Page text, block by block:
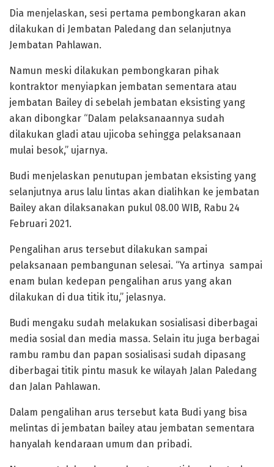
Dia menjelaskan, sesi pertama pembongkaran akan
dilakukan di Jembatan Paledang dan selanjutnya
Jembatan Pahlawan.
Namun meski dilakukan pembongkaran pihak
kontraktor menyiapkan jembatan sementara atau
jembatan Bailey di sebelah jembatan eksisting yang
akan dibongkar “Dalam pelaksanaannya sudah
dilakukan gladi atau ujicoba sehingga pelaksanaan
mulai besok,” ujarnya.
Budi menjelaskan penutupan jembatan eksisting yang
selanjutnya arus lalu lintas akan dialihkan ke jembatan
Bailey akan dilaksanakan pukul 08.00 WIB, Rabu 24
Februari 2021.
Pengalihan arus tersebut dilakukan sampai
pelaksanaan pembangunan selesai. “Ya artinya sampai
enam bulan kedepan pengalihan arus yang akan
dilakukan di dua titik itu,” jelasnya.
Budi mengaku sudah melakukan sosialisasi diberbagai
media sosial dan media massa. Selain itu juga berbagai
rambu rambu dan papan sosialisasi sudah dipasang
diberbagai titik pintu masuk ke wilayah Jalan Paledang
dan Jalan Pahlawan.
Dalam pengalihan arus tersebut kata Budi yang bisa
melintas di jembatan bailey atau jembatan sementara
hanyalah kendaraan umum dan pribadi.